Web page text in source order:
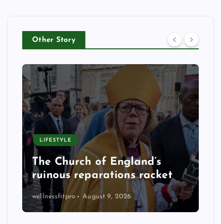
Other Story
LIFESTYLE
The Church of England’s
ruinous reparations racket
wellnessfitpro August 9, 2026